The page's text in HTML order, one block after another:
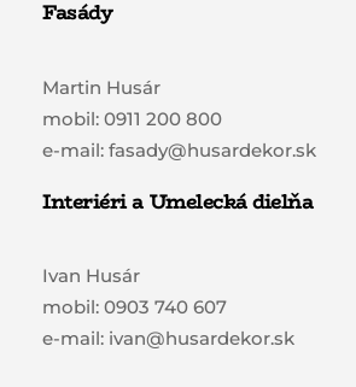
Fasády
Martin Husár
mobil: 0911 200 800
e-mail: fasady@husardekor.sk
Interiéri a Umelecká dielňa
Ivan Husár
mobil: 0903 740 607
e-mail: ivan@husardekor.sk